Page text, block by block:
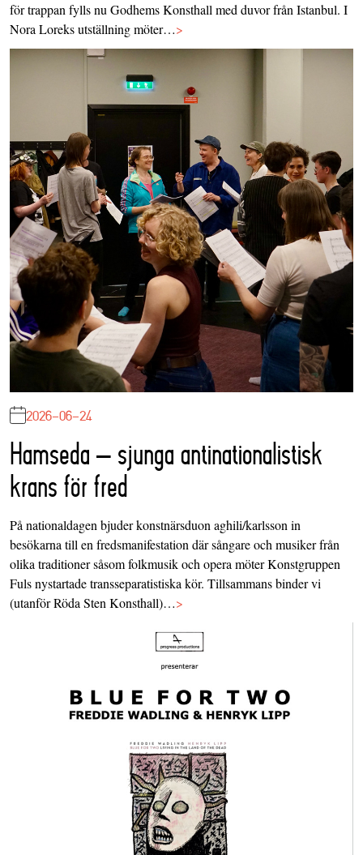
för trappan fylls nu Godhems Konsthall med duvor från Istanbul. I
Nora Loreks utställning möter…>
2026-06-24
Hamseda – sjunga antinationalistisk
krans för fred
På nationaldagen bjuder konstnärsduon aghili/karlsson in
besökarna till en fredsmanifestation där sångare och musiker från
olika traditioner såsom folkmusik och opera möter Konstgruppen
Fuls nystartade transseparatistiska kör. Tillsammans binder vi
(utanför Röda Sten Konsthall)…>